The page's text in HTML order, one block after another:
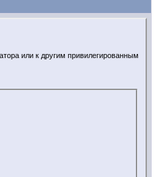
или к другим привилегированным